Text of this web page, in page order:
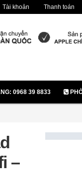
Tài khoản Thanh toán
0968 39 8833
–